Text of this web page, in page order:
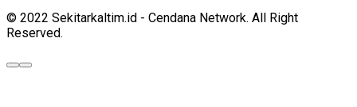
© 2022 Sekitarkaltim.id - Cendana Network. All Right
Reserved.